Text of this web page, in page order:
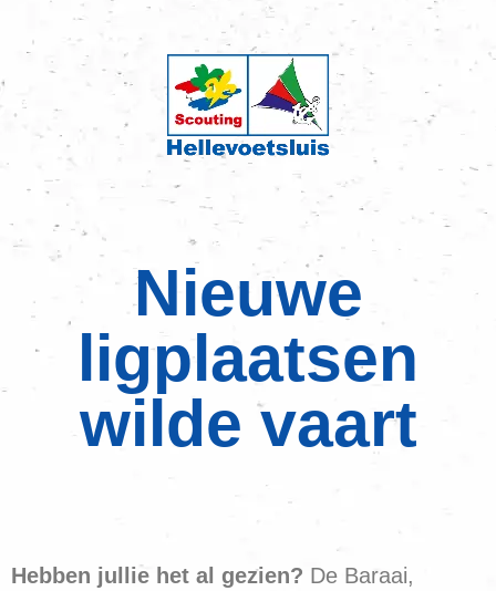
Nieuwe
ligplaatsen
wilde vaart
Hebben jullie het al gezien? De Baraai,